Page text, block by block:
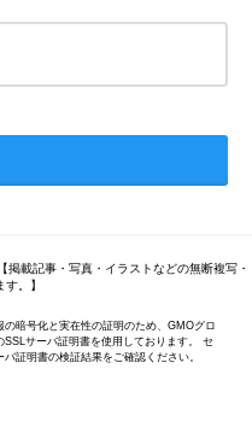
載記事・写真・イラストなどの無断複写・
。】
の暗号化と実在性の証明のため、GMOグロ
SSLサーバ証明書を使用しております。 セ
証明書の検証結果をご確認ください。